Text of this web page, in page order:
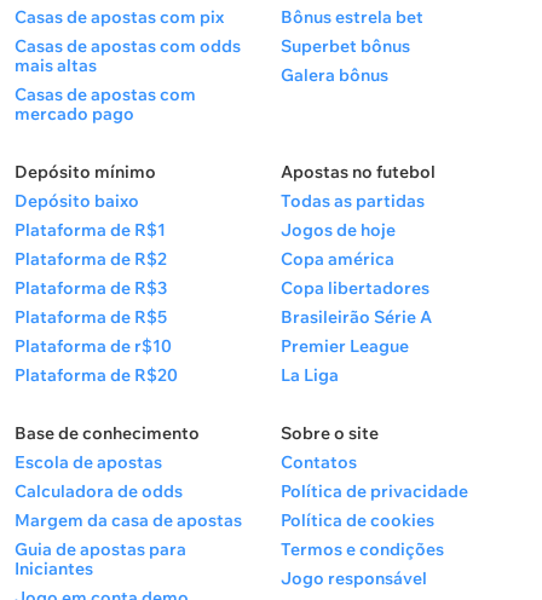
Casas de apostas com pix
Casas de apostas com odds
mais altas
Casas de apostas com
mercado pago
Bônus estrela bet
Superbet bônus
Galera bônus
Depósito mínimo
Depósito baixo
Plataforma de R$1
Plataforma de R$2
Plataforma de R$3
Plataforma de R$5
Plataforma de r$10
Plataforma de R$20
Apostas no futebol
Todas as partidas
Jogos de hoje
Copa américa
Copa libertadores
Brasileirão Série A
Premier League
La Liga
Base de conhecimento
Escola de apostas
Calculadora de odds
Margem da casa de apostas
Guia de apostas para
Iniciantes
Sobre o site
Contatos
Política de privacidade
Política de cookies
Termos e condições
Jogo responsável